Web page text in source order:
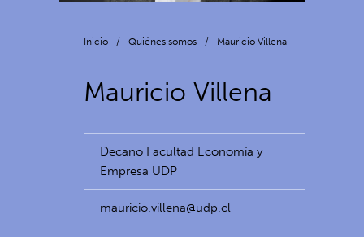
Inicio / Quiénes somos / Mauricio Villena
Mauricio Villena
Decano Facultad Economía y
Empresa UDP
mauricio.villena@udp.cl